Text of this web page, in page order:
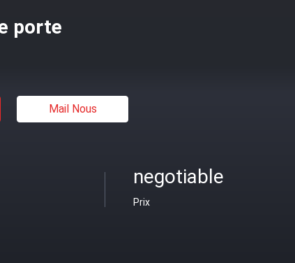
porte
Mail Nous
negotiable
Prix